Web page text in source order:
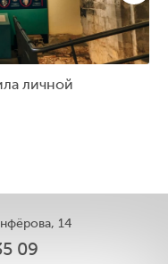
личной
14
09